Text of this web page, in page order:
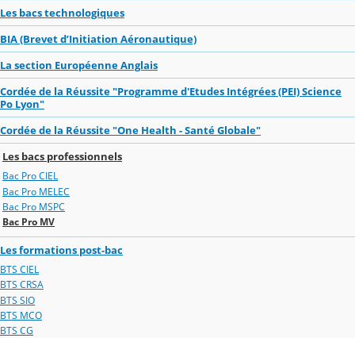
Les bacs technologiques
BIA (Brevet d’Initiation Aéronautique)
La section Européenne Anglais
Cordée de la Réussite "Programme d'Etudes Intégrées (PEI) Science
Po Lyon"
Cordée de la Réussite "One Health - Santé Globale"
Les bacs professionnels
Bac Pro CIEL
Bac Pro MELEC
Bac Pro MSPC
Bac Pro MV
Les formations post-bac
BTS CIEL
BTS CRSA
BTS SIO
BTS MCO
BTS CG